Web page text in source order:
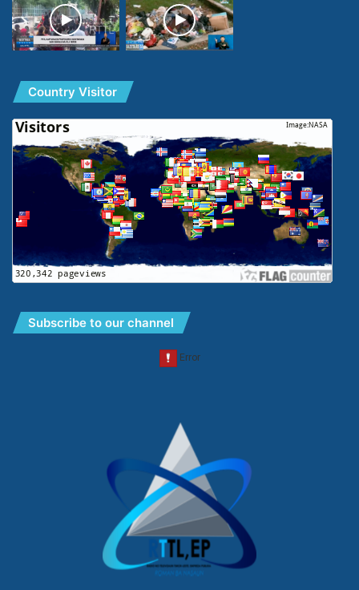
Country Visitor
Subscribe to our channel